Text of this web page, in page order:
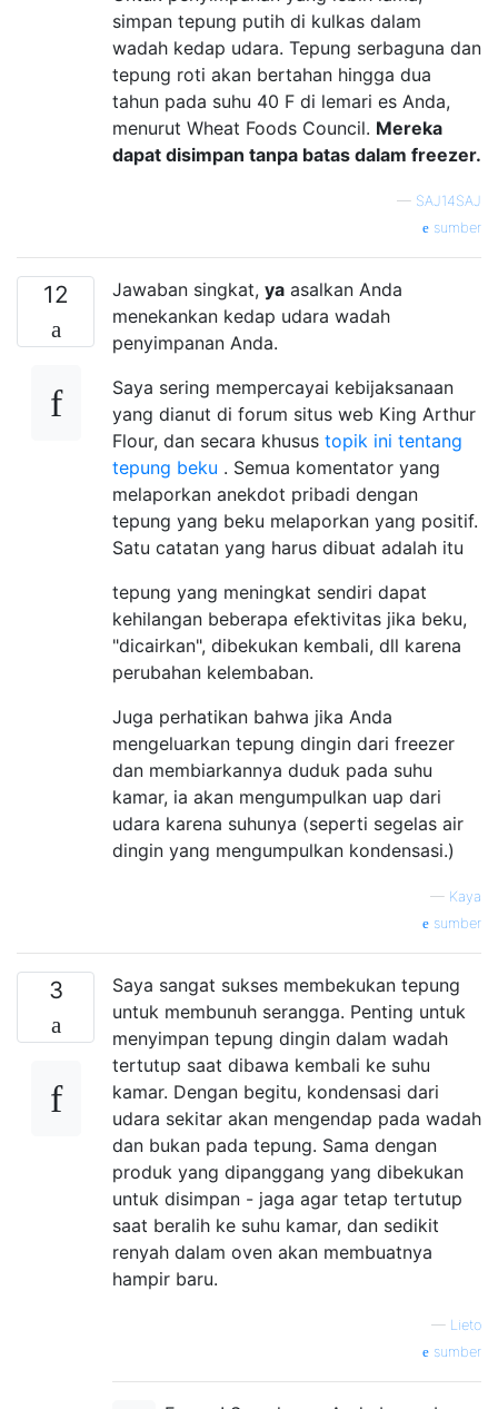
simpan tepung putih di kulkas dalam
wadah kedap udara. Tepung serbaguna dan
tepung roti akan bertahan hingga dua
tahun pada suhu 40 F di lemari es Anda,
menurut Wheat Foods Council. Mereka
dapat disimpan tanpa batas dalam freezer.
— SAJ14SAJ
sumber
12 Jawaban singkat, ya asalkan Anda
menekankan kedap udara wadah
penyimpanan Anda.
Saya sering mempercayai kebijaksanaan
yang dianut di forum situs web King Arthur
Flour, dan secara khusus topik ini tentang
tepung beku . Semua komentator yang
melaporkan anekdot pribadi dengan
tepung yang beku melaporkan yang positif.
Satu catatan yang harus dibuat adalah itu
tepung yang meningkat sendiri dapat
kehilangan beberapa efektivitas jika beku,
"dicairkan", dibekukan kembali, dll karena
perubahan kelembaban.
Juga perhatikan bahwa jika Anda
mengeluarkan tepung dingin dari freezer
dan membiarkannya duduk pada suhu
kamar, ia akan mengumpulkan uap dari
udara karena suhunya (seperti segelas air
dingin yang mengumpulkan kondensasi.)
— Kaya
sumber
3
Saya sangat sukses membekukan tepung
untuk membunuh serangga. Penting untuk
menyimpan tepung dingin dalam wadah
tertutup saat dibawa kembali ke suhu
kamar. Dengan begitu, kondensasi dari
udara sekitar akan mengendap pada wadah
dan bukan pada tepung. Sama dengan
produk yang dipanggang yang dibekukan
untuk disimpan - jaga agar tetap tertutup
saat beralih ke suhu kamar, dan sedikit
renyah dalam oven akan membuatnya
hampir baru.
— Lieto
sumber